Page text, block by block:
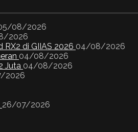
08/2026
2026
di GIIAS 2026 04/08/2026
04/08/2026
Juta 04/08/2026
2026
26/07/2026